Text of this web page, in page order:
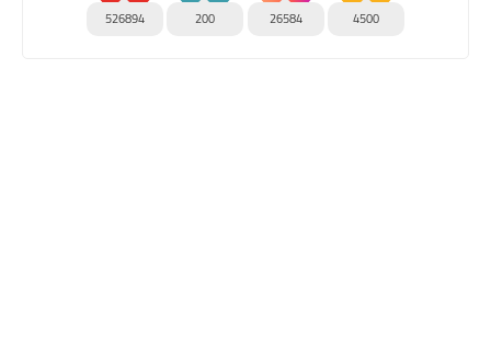
526894 200 26584 4500